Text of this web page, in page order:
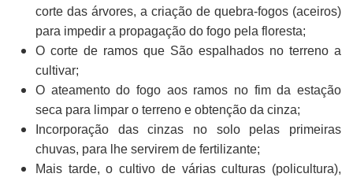
corte das árvores, a criação de quebra-fogos (aceiros)
para impedir a propagação do fogo pela floresta;
O corte de ramos que São espalhados no terreno a
cultivar;
O ateamento do fogo aos ramos no fim da estação
seca para limpar o terreno e obtenção da cinza;
Incorporação das cinzas no solo pelas primeiras
chuvas, para lhe servirem de fertilizante;
Mais tarde, o cultivo de várias culturas (policultura),